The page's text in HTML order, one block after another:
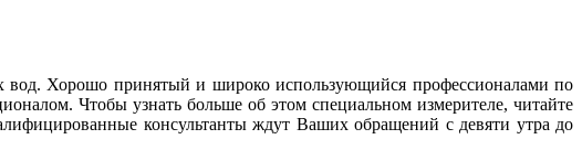
вод. Хорошо принятый и широко использующийся профессионалами по
Чтобы узнать больше об этом специальном измерителе, читайте
консультанты ждут Ваших обращений с девяти утра до